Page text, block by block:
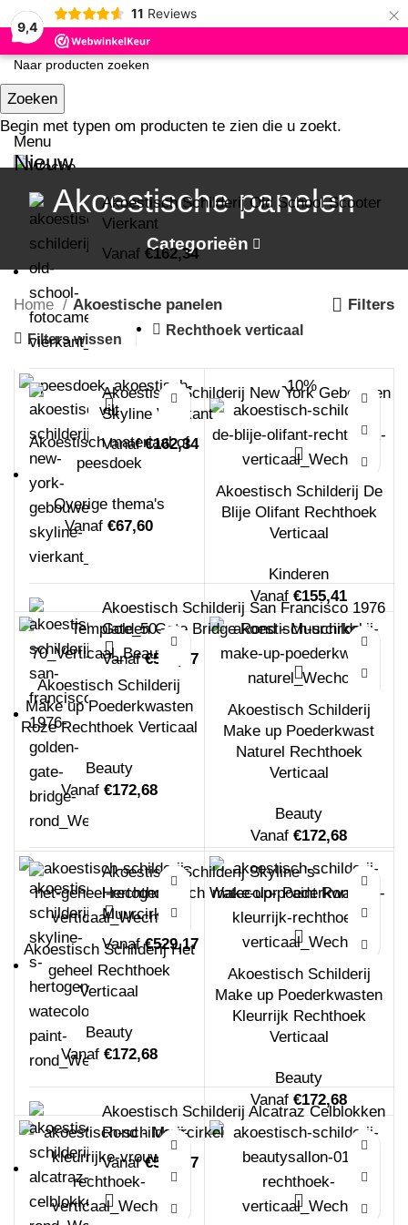
9,4
11 Reviews ×
Menu
0 Akoestische panelen
Categorieën
Home Akoestische panelen Filters
Filters wissen
Rechthoek verticaal
Akoestisch materiaal of
peesdoek
Overige thema's
Vanaf€67,60
-10%
Akoestisch Schilderij De
Blije Olifant Rechthoek
Verticaal
Kinderen
Vanaf€155,41
Akoestisch Schilderij
Make up Poederkwasten
Roze Rechthoek Verticaal
Beauty
Vanaf €172,68
Akoestisch Schilderij
Make up Poederkwast
Naturel Rechthoek
Verticaal
Beauty
Vanaf€172,68
Akoestisch Schilderij Het
geheel Rechthoek
Verticaal
Beauty
Vanaf €172,68
Akoestisch Schilderij
Make up Poederkwasten
Kleurrijk Rechthoek
Verticaal
Beauty
Vanaf€172,68
Zoeken
Begin met typen om producten te zien die u zoekt.
Nieuw
Akoestisch Schilderij Old School Scooter
Vierkant
Vanaf €162,34
Akoestisch Schilderij New York Gebouwen
Skyline Vierkant
Vanaf€162,34
Akoestisch Schilderij San Francisco 1976
Golden Gate Bridge Rond - Muurcirkel
Vanaf€529,17
Akoestisch Schilderij Skyline 's-
Hertogenbosch Watecolor Paint Rond -
Muurcirkel
Vanaf€529,17
Akoestisch Schilderij Alcatraz Celblokken
Rond - Muurcirkel
Vanaf€529,17